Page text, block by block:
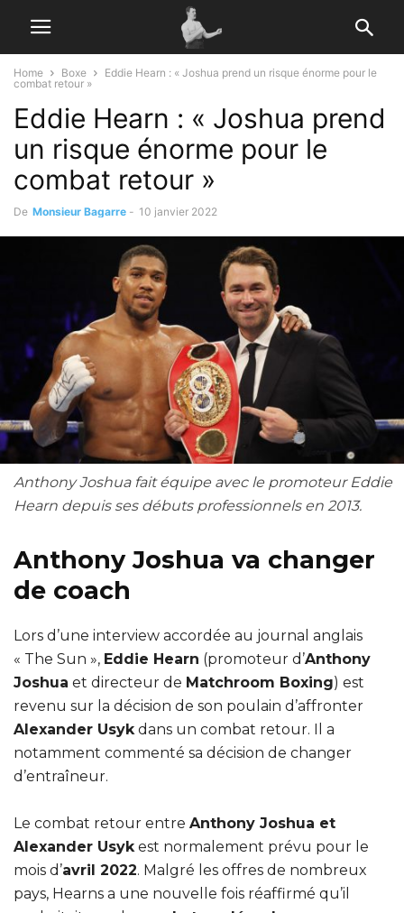
Home Boxe
Eddie Hearn : « Joshua prend un risque énorme pour le
combat retour »
Eddie Hearn : « Joshua prend
un risque énorme pour le
combat retour »
De Monsieur Bagarre - 10 janvier 2022
Anthony Joshua fait équipe avec le promoteur Eddie
Hearn depuis ses débuts professionnels en 2013.
Anthony Joshua va changer
de coach
Lors d’une interview accordée au journal anglais
« The Sun », Eddie Hearn (promoteur d’Anthony
Joshua et directeur de Matchroom Boxing) est
revenu sur la décision de son poulain d’affronter
Alexander Usykdans un combat retour. Il a
notamment commenté sa décision de changer
d’entraîneur.
Le combat retour entre Anthony Joshua et
Alexander Usykest normalement prévu pour le
mois d’avril 2022. Malgré les offres de nombreux
pays, Hearns a une nouvelle fois réaffirmé qu’il